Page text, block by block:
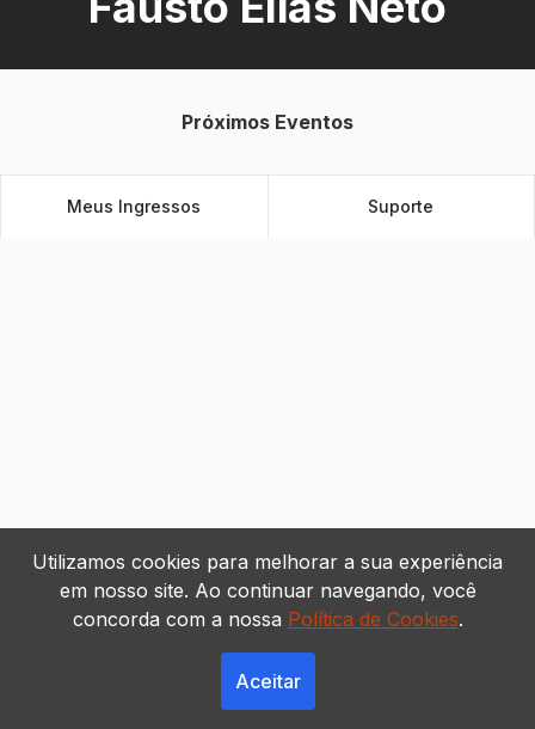
Utilizamos cookies para melhorar a sua experiência
em nosso site. Ao continuar navegando, você
concorda com a nossa Política de Cookies.
Aceitar
Próximos Eventos
Meus Ingressos Suporte